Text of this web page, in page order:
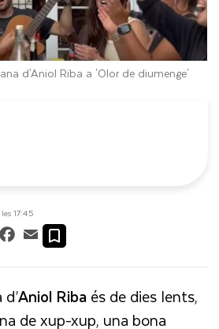
d'Aniol Riba a 'Olor de diumenge'
17:45
LinkedInFacebook
Email
Aniol Ribaés de dies lents,
de xup-xup, una bona